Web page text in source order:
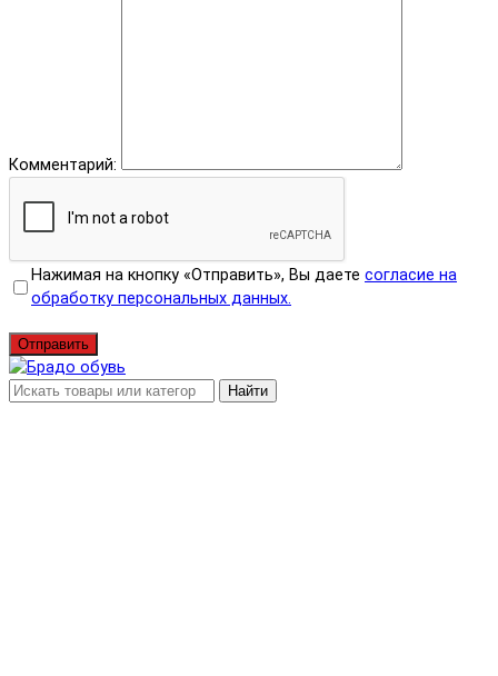
Комментарий:
Нажимая на кнопку «Отправить», Вы даете согласие на
обработку персональных данных.
Отправить
Найти